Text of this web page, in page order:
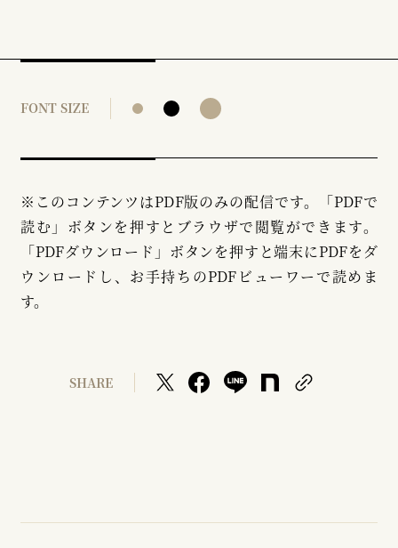
FONT SIZE
※このコンテンツはPDF版のみの配信です。「PDFで
読む」ボタンを押すとブラウザで閲覧ができます。
「PDFダウンロード」ボタンを押すと端末にPDFをダ
ウンロードし、お手持ちのPDFビューワーで読めま
す。
SHARE